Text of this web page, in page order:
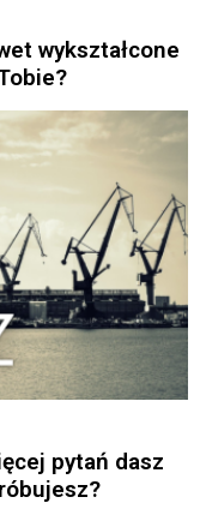
wykształcone
pytań dasz